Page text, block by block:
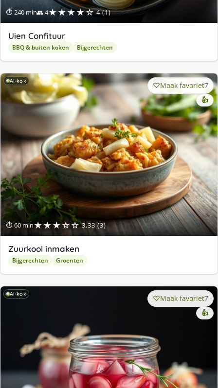
⏱ 240 min👥 4★★★★☆ 4 (1)
Uien Confituur
BBQ & buiten koken Bijgerechten
AI-kok
⏱ 60 min★★★☆☆ 3.33 (3)
Maak favoriet7
👍
Zuurkool inmaken
Bijgerechten Groenten
AI-kok Maak favoriet7
👍